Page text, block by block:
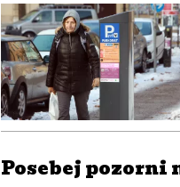
Posebej pozorni